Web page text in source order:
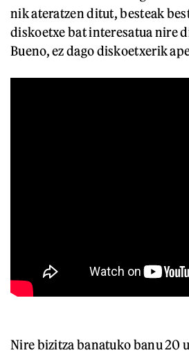
nik ateratzen ditut, besteak
diskoetxe bat interesatua nire
Bueno, ez dago diskoetxerik
Nire bizitza banatuko banu 20